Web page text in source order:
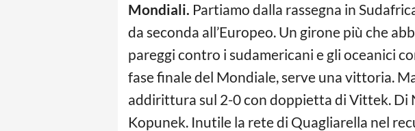
Mondiali. Partiamo dalla rassegna in
da seconda all’Europeo. Un girone più che
pareggi contro i sudamericani e gli oceanici
fase finale del Mondiale, serve una vittoria.
addirittura sul 2-0 con doppietta di Vittek. Di
Kopunek. Inutile la rete di Quagliarella nel